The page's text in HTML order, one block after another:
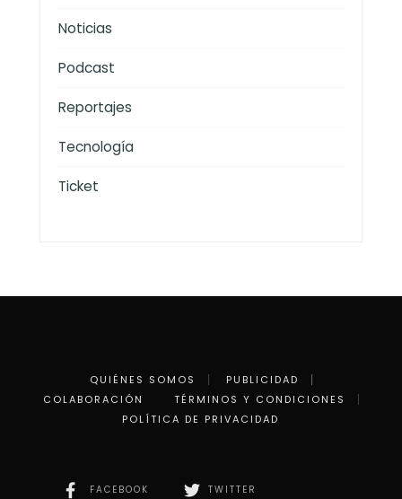
Noticias
Podcast
Reportajes
Tecnología
Ticket
QUIÉNES SOMOS
PUBLICIDAD
COLABORACIÓN
TÉRMINOS Y CONDICIONES
POLÍTICA DE PRIVACIDAD
FACEBOOK TWITTER